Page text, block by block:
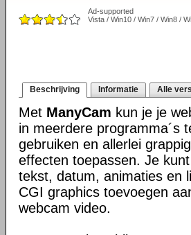
Ad-supported
Vista / Win10 / Win7 / Win8 /
Beschrijving Informatie Alle
Met ManyCam kun je je
in meerdere programma´s
gebruiken en allerlei
effecten toepassen. Je
tekst, datum, animaties en
CGI graphics toevoegen
webcam video.